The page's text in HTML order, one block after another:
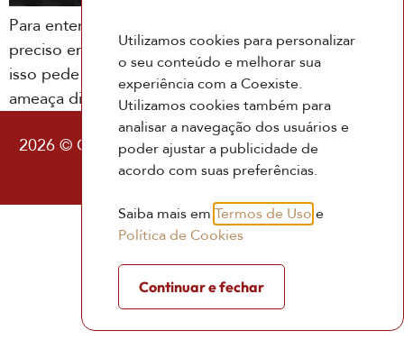
Para entender o que se apresenta a sua frente, é
preciso entrar em contato com o que se apresenta, e
isso pede presença, e acabar com a sensação de
ameaça diante do que discorda
2026 © Coexiste – Consultoria Existencial |
de Privacidade|Termos de Uso
Utilizamos cookies para personalizar
o seu conteúdo e melhorar sua
experiência com a Coexiste.
Utilizamos cookies também para
analisar a navegação dos usuários e
poder ajustar a publicidade de
acordo com suas preferências.
Saiba mais em Termos de Uso e
Política de Cookies
Continuar e fechar